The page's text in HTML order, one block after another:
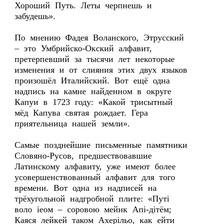
Хороший Путь. Леты черпнешь и
забудешь».
По мнению Фадея Воланского, Этрусский
– это Умбрийско-Окский алфавит,
претерпевший за тысячи лет некоторые
изменения и от слияния этих двух языков
произошёл Италийский. Вот ещё одна
надпись на камне найденном в округе
Капуи в 1723 году: «Какой трисытный
мёд Капува святая рождает. Гера
приятельница нашей земли».
Самые позднейшие письменные памятники
Словяно-Русов, предшествовавшие
Латинскому алфавиту, уже имеют более
усовершенствованный алфавит для того
времени. Вот одна из надписей на
трёхугольной надгробной плите: «Путi
воло iеом – соровою мейнк Апi-дiтём;
Каяся лейкей таком Ахерiльо, как ейти